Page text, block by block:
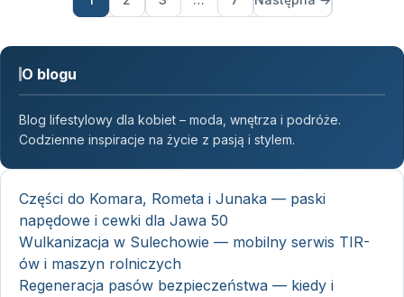
O blogu
Blog lifestylowy dla kobiet – moda, wnętrza i podróże.
Codzienne inspiracje na życie z pasją i stylem.
Części do Komara, Rometa i Junaka — paski
napędowe i cewki dla Jawa 50
Wulkanizacja w Sulechowie — mobilny serwis TIR-
ów i maszyn rolniczych
Regeneracja pasów bezpieczeństwa — kiedy i